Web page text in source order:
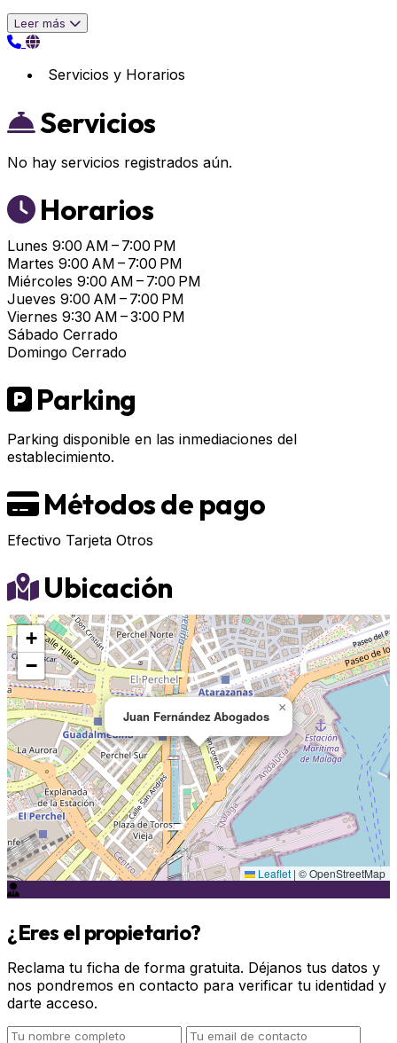
Leer más
Servicios y Horarios
Servicios
No hay servicios registrados aún.
Horarios
Lunes 9:00 AM – 7:00 PM
Martes 9:00 AM – 7:00 PM
Miércoles 9:00 AM – 7:00 PM
Jueves 9:00 AM – 7:00 PM
Viernes 9:30 AM – 3:00 PM
Sábado Cerrado
Domingo Cerrado
Parking
Parking disponible en las inmediaciones del
establecimiento.
Métodos de pago
Efectivo Tarjeta Otros
Ubicación
Juan Fernández Abogados
×
+
−
Leaflet | © OpenStreetMap
¿Eres el propietario?
Reclama tu ficha de forma gratuita. Déjanos tus datos y
nos pondremos en contacto para verificar tu identidad y
darte acceso.